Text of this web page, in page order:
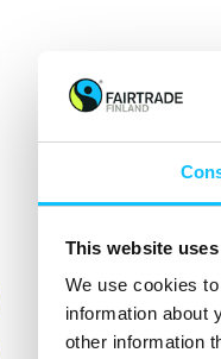
This website
We use cookies
information about
other information